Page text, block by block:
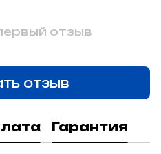
отзыв
отзыв
Гарантия